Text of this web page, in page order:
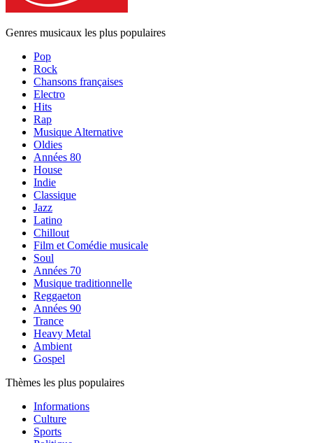
Genres musicaux les plus populaires
Pop
Rock
Chansons françaises
Electro
Hits
Rap
Musique Alternative
Oldies
Années 80
House
Indie
Classique
Jazz
Latino
Chillout
Film et Comédie musicale
Soul
Années 70
Musique traditionnelle
Reggaeton
Années 90
Trance
Heavy Metal
Ambient
Gospel
Thèmes les plus populaires
Informations
Culture
Sports